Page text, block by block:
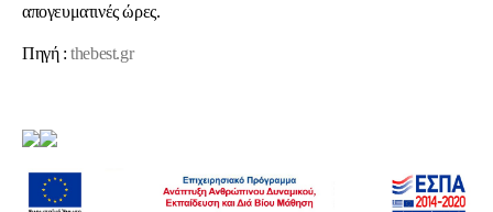
απογευματινές ώρες.
Πηγή :thebest.gr